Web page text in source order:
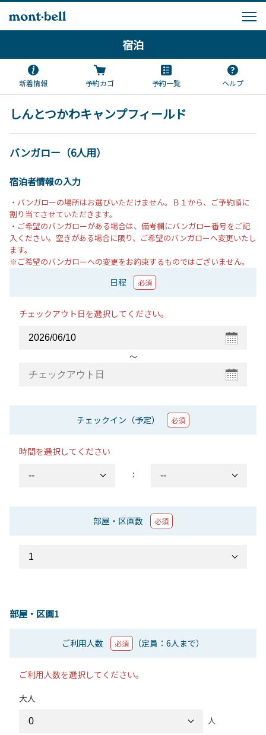
宿泊
新着情報 予約カゴ 予約一覧 ヘルプ
しんとつかわキャンプフィールド
バンガロー（6人用）
宿泊者情報の入力
・バンガローの場所はお選びいただけません。Ｂ１から、ご予約順に
割り当てさせていただきます。
・ご希望のバンガローがある場合は、備考欄にバンガロー番号をご記
入ください。空きがある場合に限り、ご希望のバンガローへ変更いたし
ます。
※ご希望のバンガローへの変更をお約束するものではございません。
日程 必須
チェックアウト日を選択してください。
〜
チェックイン（予定） 必須
時間を選択してください
：
部屋・区画数 必須
部屋・区画1
ご利用人数 必須 （定員：6人まで）
ご利用人数を選択してください。
大人
人